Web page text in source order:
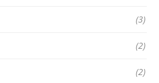
(3)
(2)
(2)